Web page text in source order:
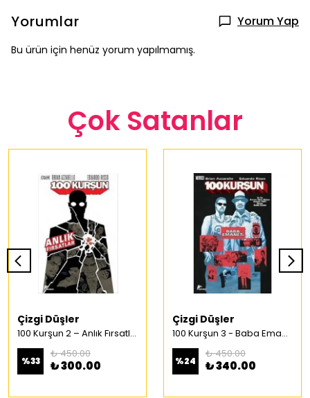
Yorumlar Yorum Yap
Bu ürün için henüz yorum yapılmamış.
Çok Satanlar
Çizgi Düşler
100 Kurşun 2 – Anlık Fırsatlar Türkçe Çizgi Roman
%33
₺ 450.00
₺ 300.00
Çizgi Düşler
100 Kurşun 3 - Baba Emaneti Türkçe Çizgi Roman
%24
₺ 450.00
₺ 340.00